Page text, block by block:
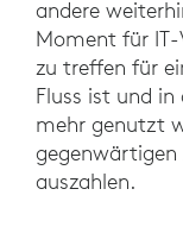
andere
Moment für
zu treffen für
Fluss ist und
mehr genutzt
auszahlen.